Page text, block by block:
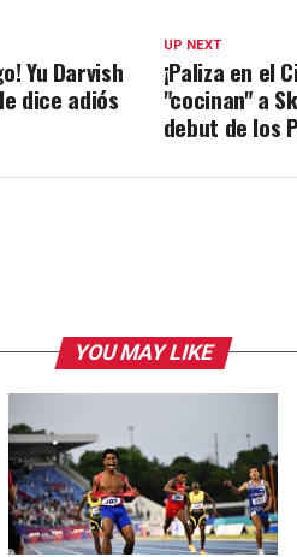
UP NEXT
¡Paliza en el
"cocinan" a
debut de los
Yu Darvish
dice adiós
YOU MAY LIKE